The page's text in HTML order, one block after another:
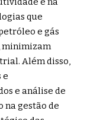
que
e gás
Além disso,
e
e análise de
na gestão de